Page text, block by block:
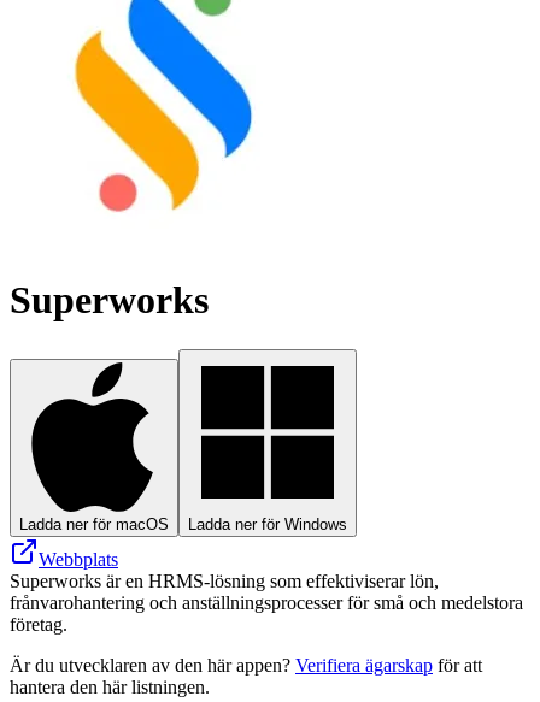
Superworks
Ladda ner för macOS Ladda ner för Windows
Webbplats
Superworks är en HRMS-lösning som effektiviserar lön,
frånvarohantering och anställningsprocesser för små och medelstora
företag.
Är du utvecklaren av den här appen? Verifiera ägarskap för att
hantera den här listningen.